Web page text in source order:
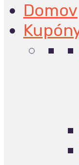
Domov